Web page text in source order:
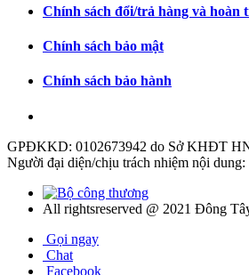
Chính sách đổi/trả hàng và hoàn
Chính sách bảo mật
Chính sách bảo hành
GPĐKKD: 0102673942 do Sở KHĐT
Người đại diện/chịu trách nhiệm nội
All rightsreserved @ 2021 Đông
Gọi ngay
Chat
Facebook